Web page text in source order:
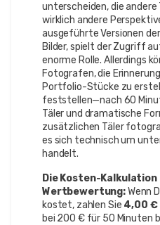
unterscheiden, die
wirklich andere
ausgeführte Versionen
Bilder, spielt der Zugriff
enorme Rolle. Allerdings
Fotografen, die
Portfolio-Stücke zu
feststellen—nach 60
Täler und dramatische
zusätzlichen Täler
es sich technisch um
handelt.
Die Kosten-
Wertbewertung:Wenn
kostet, zahlen Sie 4,00 €
bei 200 € für 50 Minuten